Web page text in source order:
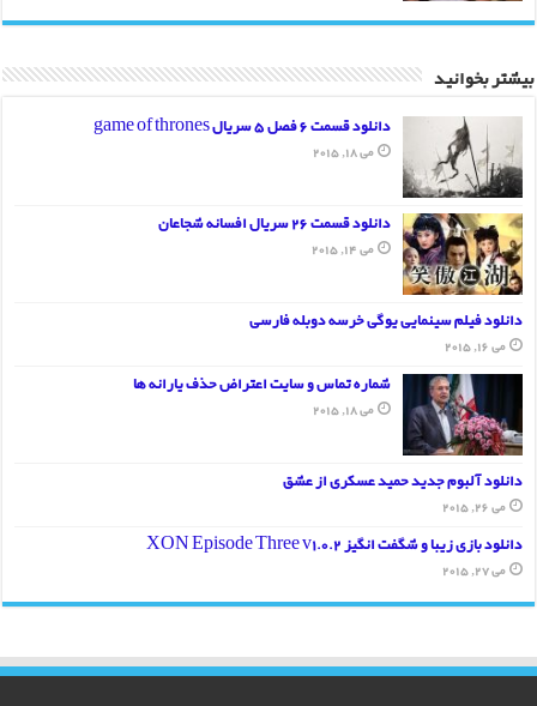
بیشتر بخوانید
دانلود قسمت 6 فصل 5 سریال game of thrones
می 18, 2015
دانلود قسمت 26 سریال افسانه شجاعان
می 14, 2015
دانلود فیلم سینمایی یوگی خرسه دوبله فارسی
می 16, 2015
شماره تماس و سایت اعتراض حذف یارانه ها
می 18, 2015
دانلود آلبوم جدید حمید عسکری از عشق
می 26, 2015
دانلود بازی زیبا و شگفت انگیز XON Episode Three v1.0.2
می 27, 2015